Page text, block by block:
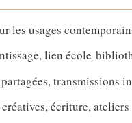
les usages
lien école-
transmissions
écriture, ateliers